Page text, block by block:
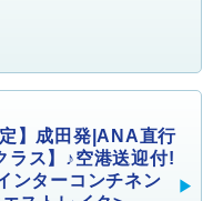
】成田発|ANA直行
ラス】♪空港送迎付!
ンターコンチネン